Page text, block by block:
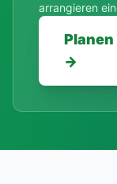
arrangieren
→